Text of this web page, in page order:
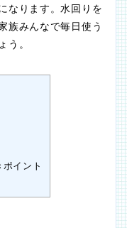
なります。水回りを
族みんなで毎日使う
う。
イント